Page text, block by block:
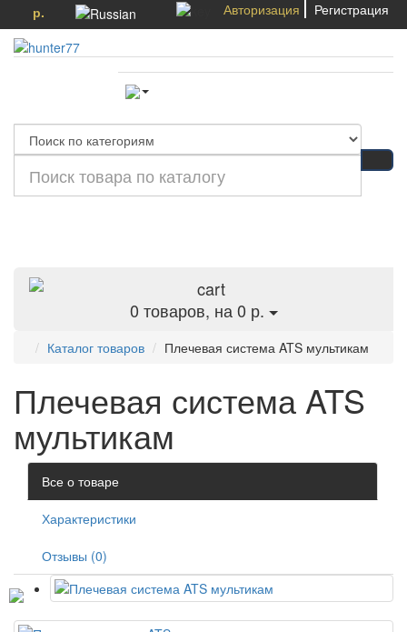
р. Авторизация Регистрация
0 товаров, на 0 р.
Каталог товаров Плечевая система ATS мультикам
Плечевая система ATS
мультикам
Все о товаре
Характеристики
Отзывы (0)